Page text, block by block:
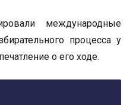
международные
процесса у
о его ходе.